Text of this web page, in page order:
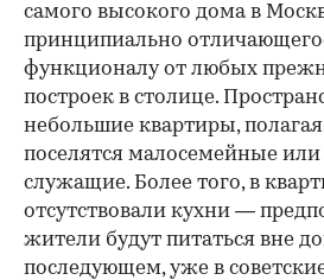
самого высокого дома в
принципиально
функционалу от любых
построек в столице.
небольшие квартиры,
поселятся малосемейные
служащие. Более того, в
отсутствовали кухни —
жители будут питаться вне
последующем, уже в